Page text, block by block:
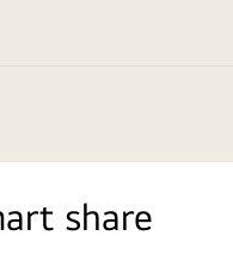
share